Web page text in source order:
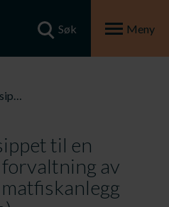
Søk Meny
901785 – Fra føre-var-prinsippet til en kunnskapsbasert forvaltning av sårbar natur nær matfiskanlegg (VDWS Transition)
til en
av